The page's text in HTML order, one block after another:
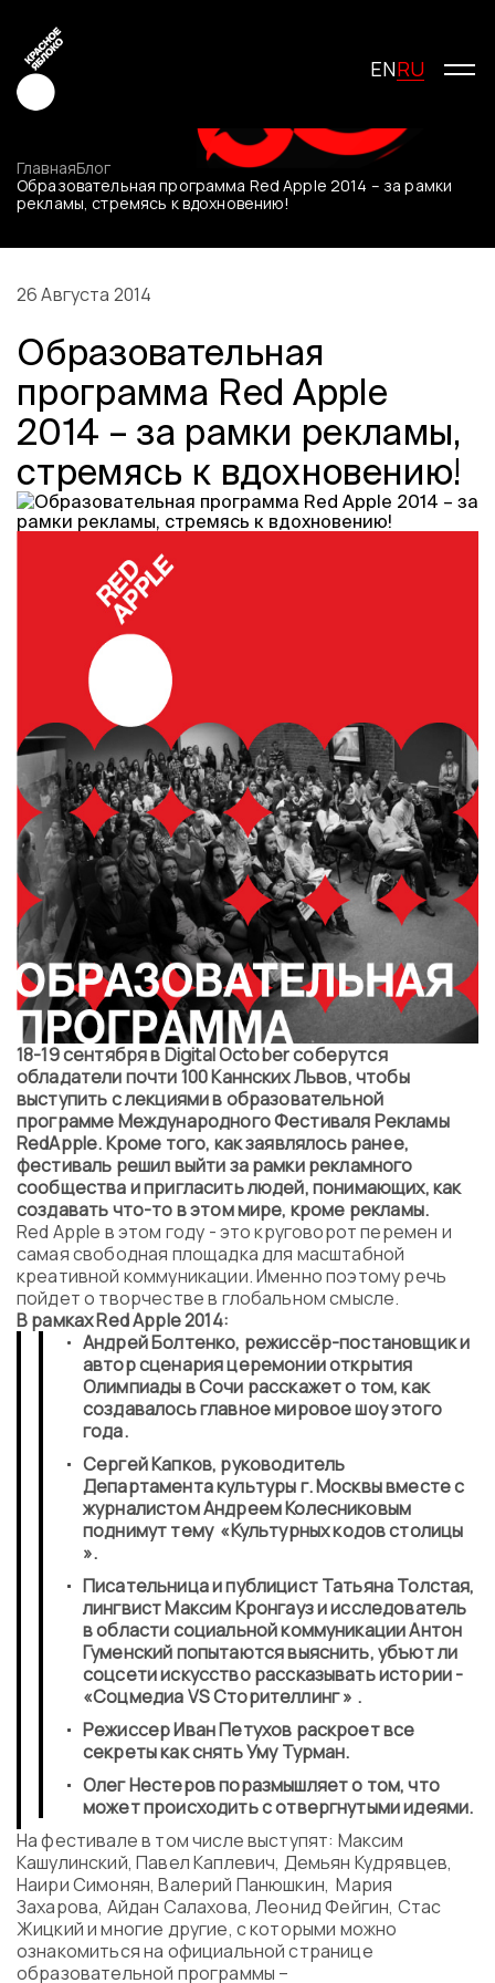
ENRU
Маркетинг
О фестивале
История фестиваля
Условия участия
Жюри
Специальные награды
Программа
Часто задаваемые вопросы
Партнеры
Контакты
Цикл лекций
ВОЙТИ
ГлавнаяБлог
Образовательная программа Red Apple 2014 – за рамки
рекламы, cтремясь к вдохновению!
26 Августа 2014
Образовательная
программа Red Apple
2014 – за рамки рекламы,
cтремясь к вдохновению!
18-19 сентября вDigitalOctoberсоберутся
обладатели почти 100 Каннских Львов, чтобы
выступить с лекциями в образовательной
программе Международного Фестиваля Рекламы
RedApple. Кроме того, как заявлялось ранее,
фестиваль решил выйти за рамки рекламного
сообщества и пригласить людей, понимающих, как
создавать что-то в этом мире, кроме рекламы.
Red Apple в этом году - это круговорот перемен и
самая свободная площадка для масштабной
креативной коммуникации. Именно поэтому речь
пойдет о творчестве в глобальном смысле.
В рамкахRed Apple 2014:
Андрей Болтенко, режиссёр-постановщик и
автор сценария церемонии открытия
Олимпиады в Сочи расскажет о том, как
создавалось главное мировое шоу этого
года.
Сергей Капков, руководитель
Департамента культуры г. Москвы вместе с
журналистом Андреем Колесниковым
поднимут тему «Культурных кодов столицы
».
Писательница и публицист Татьяна Толстая,
лингвист Максим Кронгауз и исследователь
в области социальной коммуникации Антон
Гуменский попытаются выяснить, убъют ли
соцсети искусство рассказывать истории -
«Соцмедиа VS Сторителлинг» .
Режиссер Иван Петухов раскроет все
секреты как снять Уму Турман.
Олег Нестеров поразмышляет о том, что
может происходить с отвергнутыми идеями.
На фестивале в том числе выступят: Максим
Кашулинский, Павел Каплевич, Демьян Кудрявцев,
Наири Симонян, Валерий Панюшкин, Мария
Захарова, Айдан Салахова, Леонид Фейгин, Стас
Жицкий и многие другие, с которыми можно
ознакомиться на официальной странице
образовательной программы –